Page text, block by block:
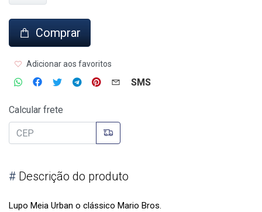
Comprar
Adicionar aos favoritos
SMS
Calcular frete
# Descrição do produto
Lupo Meia Urban o clássico Mario Bros.